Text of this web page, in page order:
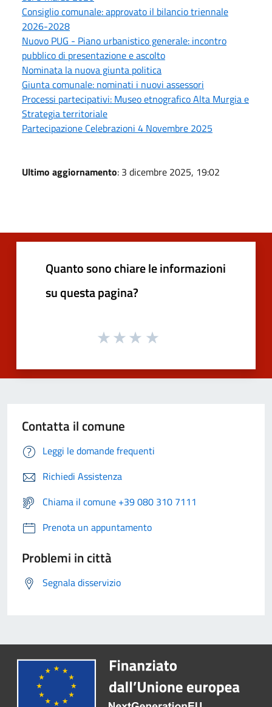
Consiglio comunale: approvato il bilancio triennale
2026-2028
Nuovo PUG - Piano urbanistico generale: incontro
pubblico di presentazione e ascolto
Nominata la nuova giunta politica
Giunta comunale: nominati i nuovi assessori
Processi partecipativi: Museo etnografico Alta Murgia e
Strategia territoriale
Partecipazione Celebrazioni 4 Novembre 2025
Ultimo aggiornamento: 3 dicembre 2025, 19:02
Quanto sono chiare le informazioni
su questa pagina?
Contatta il comune
Leggi le domande frequenti
Richiedi Assistenza
Chiama il comune +39 080 310 7111
Prenota un appuntamento
Problemi in città
Segnala disservizio